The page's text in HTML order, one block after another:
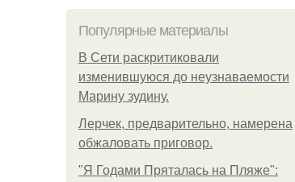
Популярные материалы
В Сети раскритиковали
изменившуюся до неузнаваемости
Марину зудину.
Лерчек, предварительно, намерена
обжаловать приговор.
"Я Годами Пряталась на Пляже":